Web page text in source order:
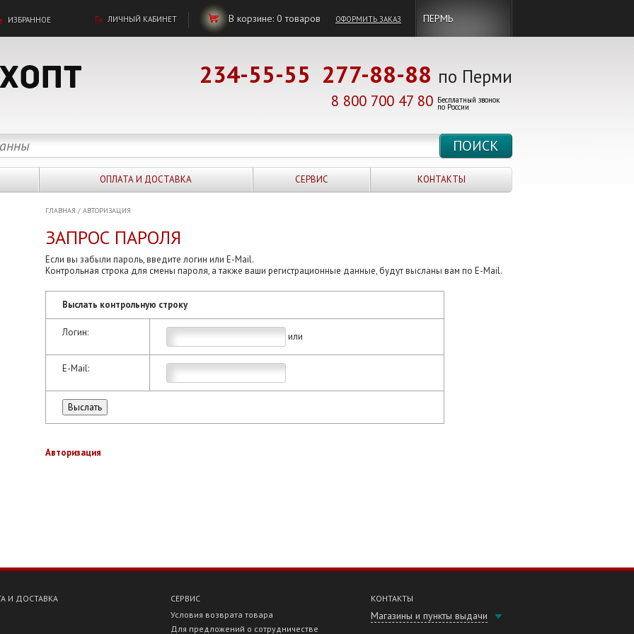
ИЗБРАННОЕ ЛИЧНЫЙ КАБИНЕТ В корзине: 0товаров ОФОРМИТЬ ЗАКАЗ ПЕРМЬ
234-55-55 277-88-88 по Перми
8 800 700 47 80 Бесплатный звонок
по России
ОПЛАТА И ДОСТАВКА СЕРВИС КОНТАКТЫ
ГЛАВНАЯ / АВТОРИЗАЦИЯ
ЗАПРОС ПАРОЛЯ
Если вы забыли пароль, введите логин или E-Mail.
Контрольная строка для смены пароля, а также ваши регистрационные данные, будут высланы вам по E-Mail.
Выслать контрольную строку
Логин: или
E-Mail:
Авторизация
КОНТАКТЫ
Магазины и пункты выдачи
И ДОСТАВКА
СЕРВИС
Условия возврата товара
Для предложений о сотрудничестве